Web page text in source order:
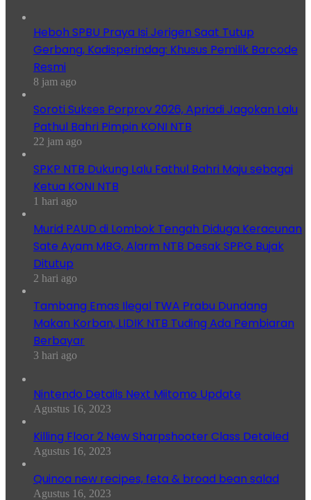
Heboh SPBU Praya Isi Jerigen Saat Tutup
Gerbang, Kadisperindag: Khusus Pemilik Barcode
Resmi
8 jam ago
Soroti Sukses Porprov 2026, Apriadi Jagokan Lalu
Pathul Bahri Pimpin KONI NTB
22 jam ago
SPKP NTB Dukung Lalu Fathul Bahri Maju sebagai
Ketua KONI NTB
1 hari ago
Murid PAUD di Lombok Tengah Diduga Keracunan
Sate Ayam MBG, Alarm NTB Desak SPPG Bujak
Ditutup
2 hari ago
Tambang Emas Ilegal TWA Prabu Dundang
Makan Korban, LIDIK NTB Tuding Ada Pembiaran
Berbayar
3 hari ago
Nintendo Details Next Miitomo Update
Agustus 16, 2023
Killing Floor 2 New Sharpshooter Class Detailed
Agustus 16, 2023
Quinoa new recipes, feta & broad bean salad
Agustus 16, 2023